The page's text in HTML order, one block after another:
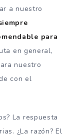
a nuestro
para
en general,
nuestro
con el
La respuesta
¿La razón? El